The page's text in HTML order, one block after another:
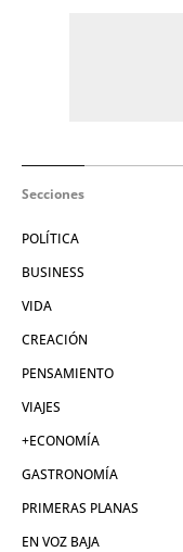
Secciones
POLÍTICA
BUSINESS
VIDA
CREACIÓN
PENSAMIENTO
VIAJES
+ECONOMÍA
GASTRONOMÍA
PRIMERAS PLANAS
EN VOZ BAJA